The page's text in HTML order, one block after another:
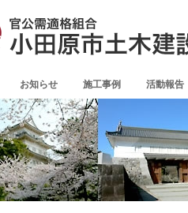
お知らせ 施工事例 活動報告